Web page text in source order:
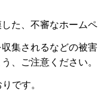
た、不審なホーム
集されるなどの被
、ご注意ください。
です。